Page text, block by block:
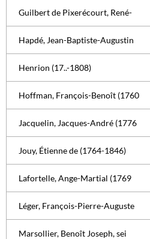
Guilbert de Pixerécourt, René-
Hapdé, Jean-Baptiste-Augustin
Henrion (17..-1808)
Hoffman, François-Benoît (1760
Jacquelin, Jacques-André (1776
Jouy, Étienne de (1764-1846)
Lafortelle, Ange-Martial (1769
Léger, François-Pierre-Auguste
Marsollier, Benoît Joseph, sei